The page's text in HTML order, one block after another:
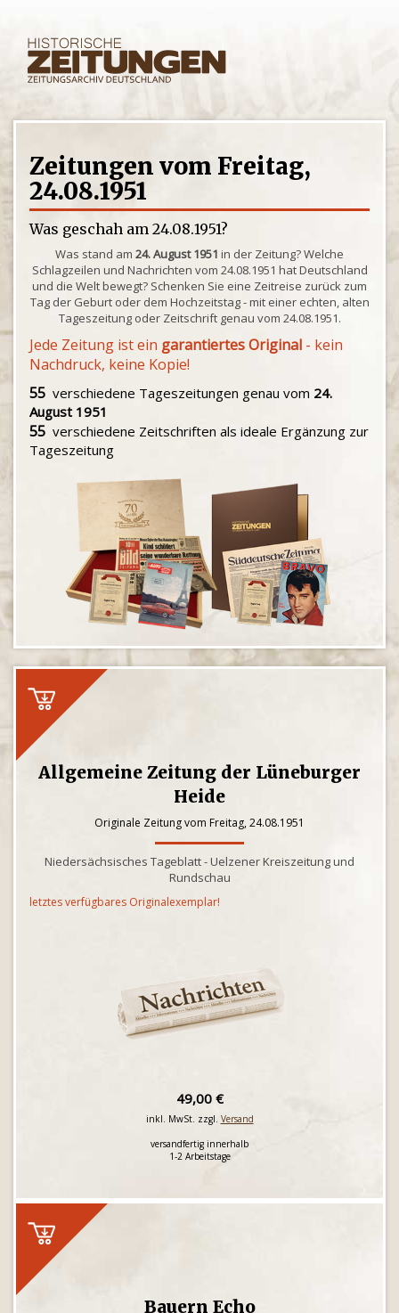
Zeitungen vom Freitag,
24.08.1951
Was geschah am 24.08.1951?
Was stand am 24. August 1951 in der Zeitung? Welche
Schlagzeilen und Nachrichten vom 24.08.1951 hat Deutschland
und die Welt bewegt? Schenken Sie eine Zeitreise zurück zum
Tag der Geburt oder dem Hochzeitstag - mit einer echten, alten
Tageszeitung oder Zeitschrift genau vom 24.08.1951.
Jede Zeitung ist ein garantiertes Original - kein
Nachdruck, keine Kopie!
55 verschiedene Tageszeitungen genau vom 24.
August 1951
55 verschiedene Zeitschriften als ideale Ergänzung zur
Tageszeitung
Allgemeine Zeitung der Lüneburger
Heide
Originale Zeitung vom Freitag, 24.08.1951
Niedersächsisches Tageblatt - Uelzener Kreiszeitung und
Rundschau
letztes verfügbares Originalexemplar!
49,00 €
inkl. MwSt. zzgl. Versand
versandfertig innerhalb
1-2 Arbeitstage
Bauern Echo